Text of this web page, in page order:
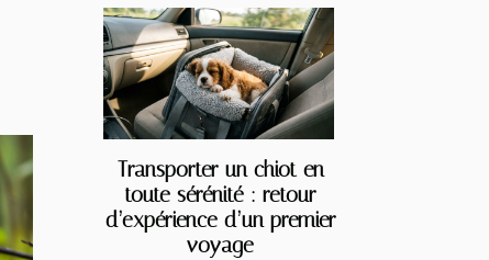
Transporter un chiot en
toute sérénité : retour
d’expérience d’un premier
voyage